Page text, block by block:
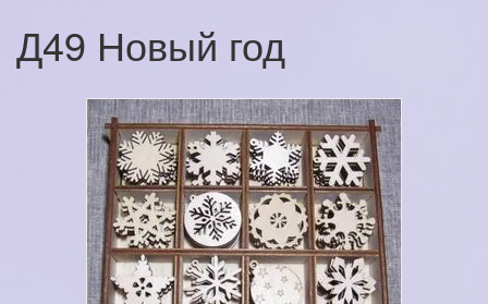
Д49 Новый год